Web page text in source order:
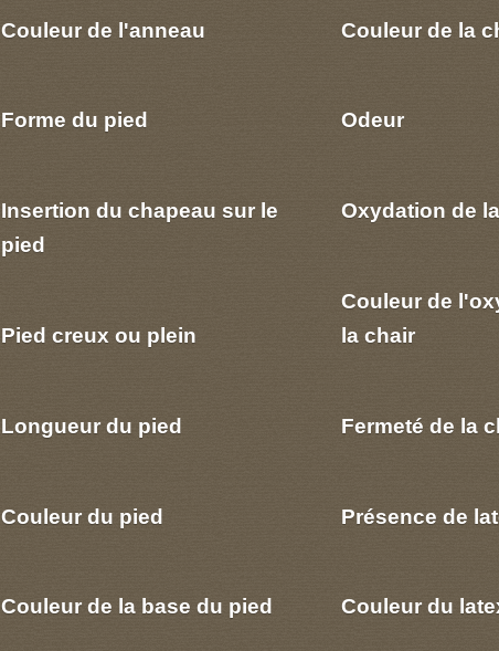
Couleur de l'anneau
Forme du pied
Insertion du chapeau sur le
pied
Pied creux ou plein
Longueur du pied
Couleur du pied
Couleur de la base du pied
Couleur de la
Odeur
Oxydation de
Couleur de
la chair
Fermeté de la
Présence de
Couleur du